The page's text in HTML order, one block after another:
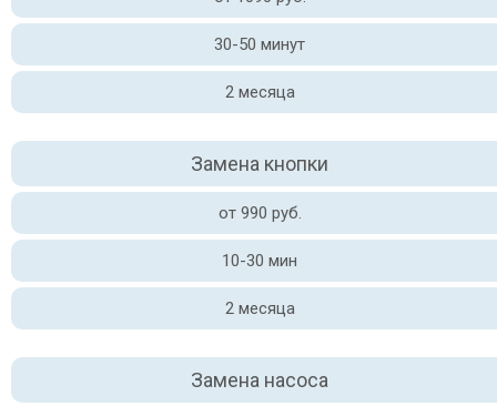
30-50 минут
2 месяца
Замена кнопки
от 990 руб.
10-30 мин
2 месяца
Замена насоса